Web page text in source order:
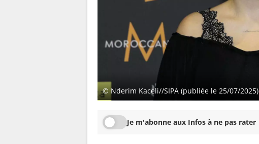
© Nderim Kaceli//SIPA (publiée le 25/07/2025)
Je m'abonne aux Infos à ne pas rater